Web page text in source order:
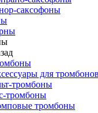
саксофоны
для тромбонов
тромбоны
тромбоны
тромбоны